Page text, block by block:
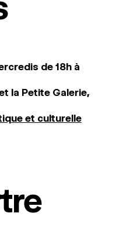
de 18h à
la Petite Galerie,
et culturelle